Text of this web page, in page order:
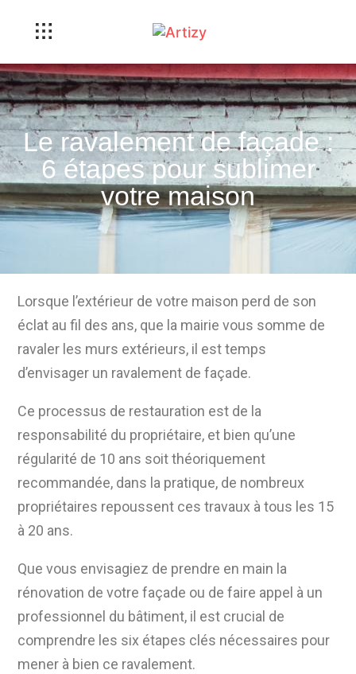
Le ravalement de façade :
6 étapes pour sublimer
votre maison
Lorsque l’extérieur de votre maison perd de son
éclat au fil des ans, que la mairie vous somme de
ravaler les murs extérieurs, il est temps
d’envisager un ravalement de façade.
Ce processus de restauration est de la
responsabilité du propriétaire, et bien qu’une
régularité de 10 ans soit théoriquement
recommandée, dans la pratique, de nombreux
propriétaires repoussent ces travaux à tous les 15
à 20 ans.
Que vous envisagiez de prendre en main la
rénovation de votre façade ou de faire appel à un
professionnel du bâtiment, il est crucial de
comprendre les six étapes clés nécessaires pour
mener à bien ce ravalement.